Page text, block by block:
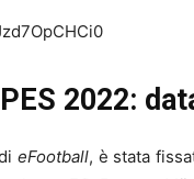
2022:
eFootball, è stata